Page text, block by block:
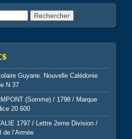
Guyane. Nouvelle Calédonie.
N 37
(Somme) / 1798 / Marque
20 600
1797 / Lettre 2eme Division /
de l’Armée